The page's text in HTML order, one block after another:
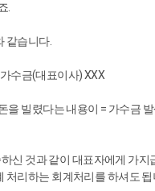
.
같습니다.
수금(대표이사) XXX
을 빌렸다는 내용이 = 가수금
신 것과 같이 대표자에게 가지
처리하는 회계처리를 하셔도 됩